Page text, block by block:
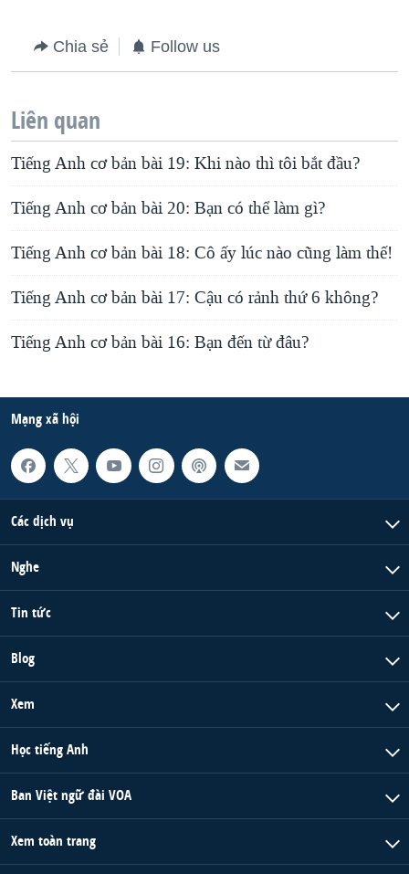
Chia sẻ Follow us
Liên quan
Tiếng Anh cơ bản bài 19: Khi nào thì tôi bắt đầu?
Tiếng Anh cơ bản bài 20: Bạn có thể làm gì?
Tiếng Anh cơ bản bài 18: Cô ấy lúc nào cũng làm thế!
Tiếng Anh cơ bản bài 17: Cậu có rảnh thứ 6 không?
Tiếng Anh cơ bản bài 16: Bạn đến từ đâu?
Mạng xã hội
Các dịch vụ
Nghe
Tin tức
Blog
Xem
Học tiếng Anh
Ban Việt ngữ đài VOA
Xem toàn trang